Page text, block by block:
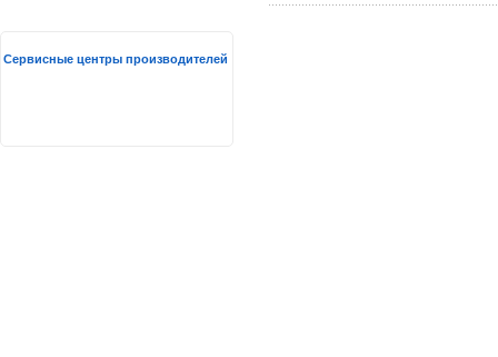
Сервисные центры производителей